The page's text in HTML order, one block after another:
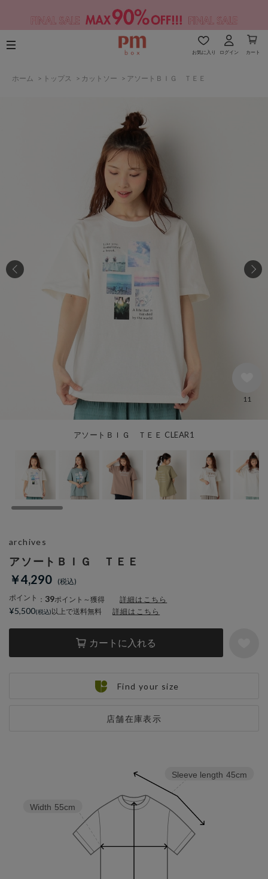
お気に入り ログイン カート
ホーム > トップス > カットソー > アソートＢＩＧ ＴＥＥ
アソートＢＩＧ ＴＥＥ CLEAR1
11
アソートＢＩＧ ＴＥＥ
￥4,290
ポイント ： 39ポイント～獲得 詳細はこちら
カートに入れる
店舗在庫表示
archives
¥5,500 以上で送料無料 詳細はこちら
Find your size
Sleeve length 45cm
Width 55cm